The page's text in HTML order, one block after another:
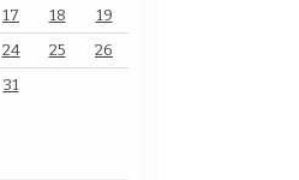
17 18
19
24 25
26
31